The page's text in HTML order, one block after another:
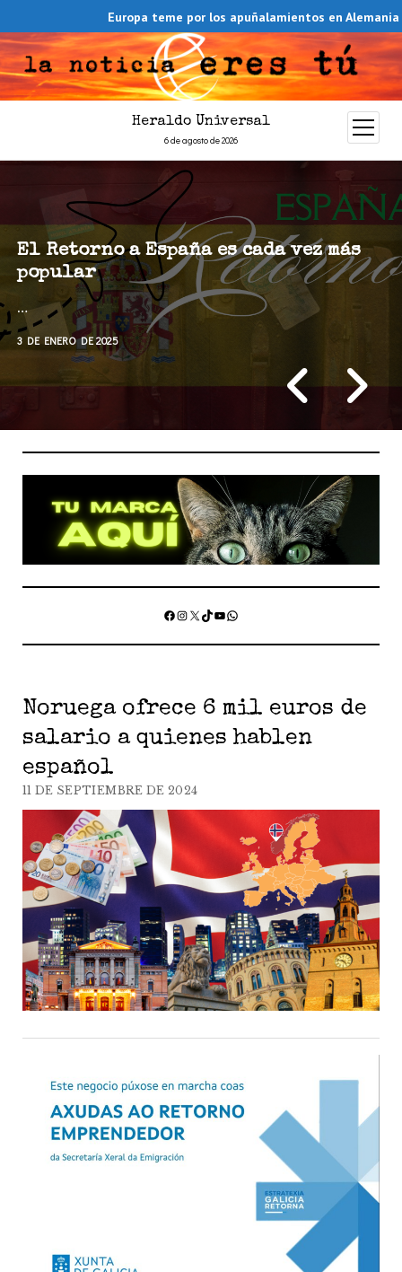
Heraldo Universal
6 de agosto de 2026
abrir
menú
El Retorno a España es cada vez más
popular
…
3 DE ENERO DE 2025
Facebook
Instagram
X TikTok
YouTube
WhatsApp
Heraldo
Universal
Noruega ofrece 6 mil euros de
salario a quienes hablen
español
11 DE SEPTIEMBRE DE 2024
Europa teme por los apuñalamientos en Alemania En